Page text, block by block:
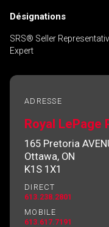
Désignations
SRS® Seller
Expert
ADRESSE
Royal LePage
165 Pretoria
Ottawa, ON
K1S 1X1
DIRECT
613.238.2801
MOBILE
613.617.7191